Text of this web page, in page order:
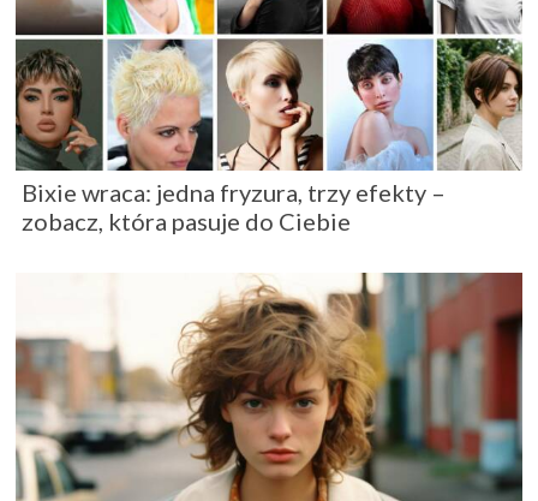
Bixie wraca: jedna fryzura, trzy efekty –
zobacz, która pasuje do Ciebie